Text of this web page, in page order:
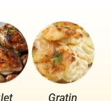
Gratin